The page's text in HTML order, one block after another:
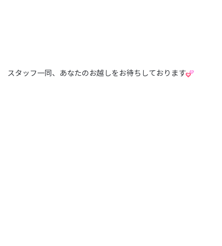
スタッフ一同、あなたのお越しをお待ちしております